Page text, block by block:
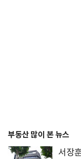
부동산 많이 본 뉴스
서장